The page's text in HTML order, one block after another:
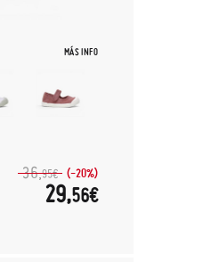
MÁS INFO
36,95€ (-20%)
29,56€